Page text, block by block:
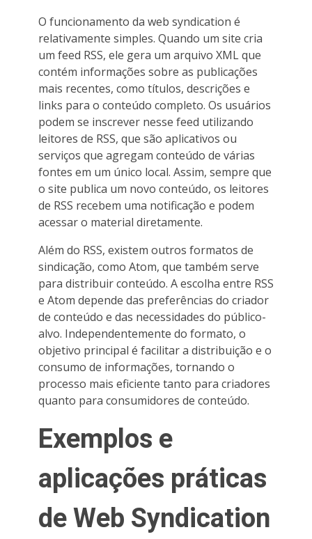
O funcionamento da web syndication é
relativamente simples. Quando um site cria
um feed RSS, ele gera um arquivo XML que
contém informações sobre as publicações
mais recentes, como títulos, descrições e
links para o conteúdo completo. Os usuários
podem se inscrever nesse feed utilizando
leitores de RSS, que são aplicativos ou
serviços que agregam conteúdo de várias
fontes em um único local. Assim, sempre que
o site publica um novo conteúdo, os leitores
de RSS recebem uma notificação e podem
acessar o material diretamente.
Além do RSS, existem outros formatos de
sindicação, como Atom, que também serve
para distribuir conteúdo. A escolha entre RSS
e Atom depende das preferências do criador
de conteúdo e das necessidades do público-
alvo. Independentemente do formato, o
objetivo principal é facilitar a distribuição e o
consumo de informações, tornando o
processo mais eficiente tanto para criadores
quanto para consumidores de conteúdo.
Exemplos e
aplicações práticas
de Web Syndication